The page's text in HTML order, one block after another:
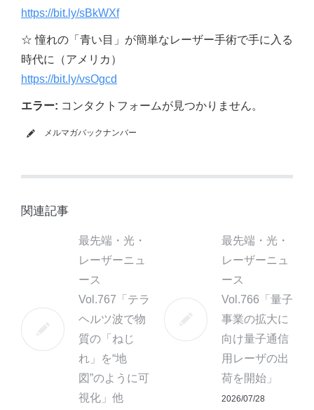
https://bit.ly/sBkWXf
☆ 憧れの「青い目」が簡単なレーザー手術で手に入る
時代に（アメリカ）
https://bit.ly/vsOgcd
エラー: コンタクトフォームが見つかりません。
メルマガバックナンバー
関連記事
最先端・光・
レーザーニュ
ース
Vol.767「テラ
ヘルツ波で物
質の「ねじ
れ」を“地
図”のように可
視化」他
最先端・光・
レーザーニュ
ース
Vol.766「量子
事業の拡大に
向け量子通信
用レーザの出
荷を開始」
2026/07/28